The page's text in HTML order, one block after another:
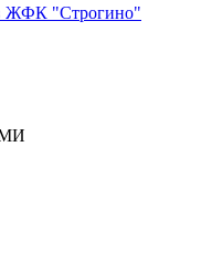
ЖФК "Строгино"